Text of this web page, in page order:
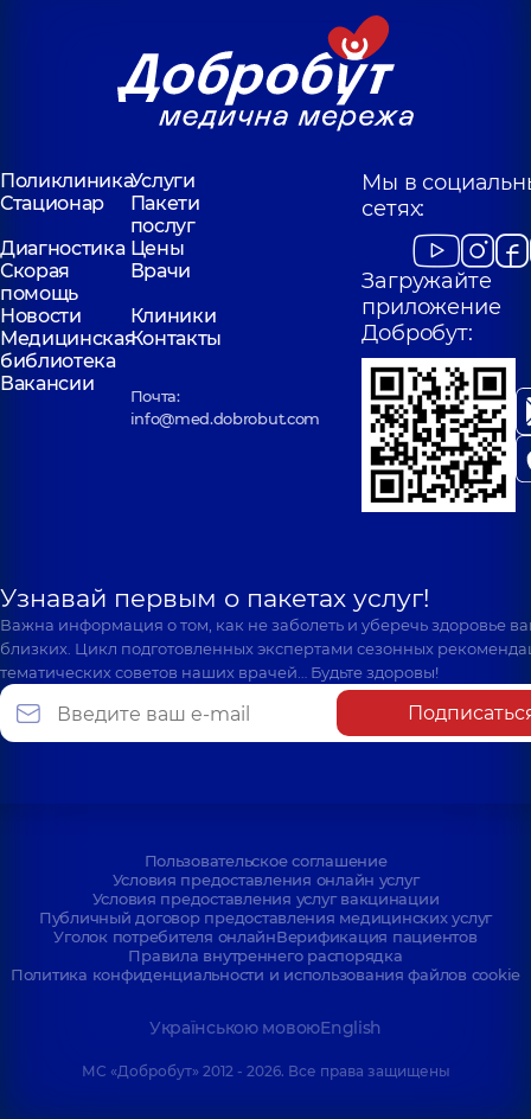
ПоликлиникаУслуги
Стационар
Пакети
послуг
Диагностика Цены
Скорая
помощь
Врачи
Новости
Клиники
Медицинская
библиотека
Контакты
Вакансии
Почта:
info@med.dobrobut.com
Мы в
сетях:
Загружайте
приложение
Добробут:
Узнавай первым о пакетах услуг!
Важна информация о том, как не заболеть и уберечь здоровье
близких. Цикл подготовленных экспертами сезонных
тематических советов наших врачей… Будьте здоровы!
Пользовательское соглашение
Условия предоставления онлайн услуг
Условия предоставления услуг вакцинации
Публичный договор предоставления медицинских услуг
Уголок потребителя онлайнВерификация пациентов
Правила внутреннего распорядка
Политика конфиденциальности и использования файлов cookie
Українською мовоюEnglish
МС «Добробут» 2012 - 2026. Все права защищены